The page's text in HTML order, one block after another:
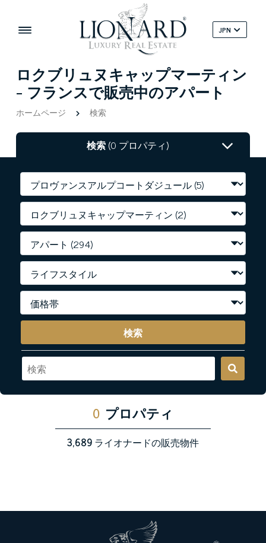
JPN
ロクブリュヌキャップマーティン
- フランスで販売中のアパート
ホームページ 検索
検索(0 プロパティ)
検索
0 プロパティ
3,689ライオナードの販売物件